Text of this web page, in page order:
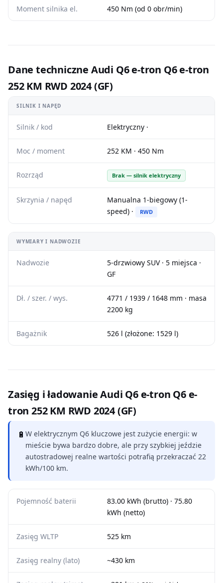
Moment silnika el. 450 Nm (od 0 obr/min)
Dane techniczne Audi Q6 e-tron Q6 e-tron
252 KM RWD 2024 (GF)
SILNIK I NAPĘD
Silnik / kod Elektryczny ·
Moc / moment 252 KM · 450 Nm
Rozrząd Brak — silnik elektryczny
Skrzynia / napęd
Manualna 1-biegowy (1-
speed) ·
RWD
WYMIARY I NADWOZIE
Nadwozie
5-drzwiowy SUV · 5 miejsca ·
GF
Dł. / szer. / wys.
4771 / 1939 / 1648 mm · masa
2200 kg
Bagażnik 526 l (złożone: 1529 l)
Zasięg i ładowanie Audi Q6 e-tron Q6 e-
tron 252 KM RWD 2024 (GF)
🔋 W elektrycznym Q6 kluczowe jest zużycie energii: w
mieście bywa bardzo dobre, ale przy szybkiej jeździe
autostradowej realne wartości potrafią przekraczać 22
kWh/100 km.
Pojemność baterii
83.00 kWh (brutto) · 75.80
kWh (netto)
Zasięg WLTP 525 km
Zasięg realny (lato) ~430 km